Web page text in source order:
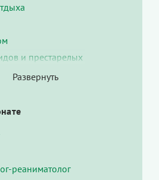
и престарелых
реаниматолог